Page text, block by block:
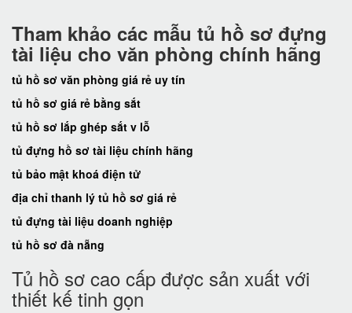
Tham khảo các mẫu tủ hồ sơ đựng
tài liệu cho văn phòng chính hãng
tủ hồ sơ văn phòng giá rẻ uy tín
tủ hồ sơ giá rẻ bằng sắt
tủ hồ sơ lắp ghép sắt v lỗ
tủ đựng hồ sơ tài liệu chính hãng
tủ bảo mật khoá điện tử
địa chỉ thanh lý tủ hồ sơ giá rẻ
tủ đựng tài liệu doanh nghiệp
tủ hồ sơ đà nẵng
Tủ hồ sơ cao cấp được sản xuất với
thiết kế tinh gọn